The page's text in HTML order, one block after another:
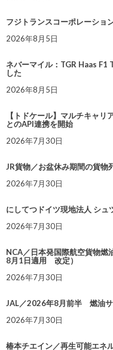
フジトランスコーポレーショ
2026年8月5日
ネバーマイル：TGR Haas F1
した
2026年8月5日
【トドケール】マルチキャ
とのAPI連携を開始
2026年7月30日
JR貨物／お盆休み期間の貨物
2026年7月30日
にしてつドイツ現地法人 シ
2026年7月30日
NCA／日本発国際航空貨物
8月1日適用 改定）
2026年7月30日
JAL／2026年8月前半 燃油サ
2026年7月30日
椿本チエイン／再生可能エネ